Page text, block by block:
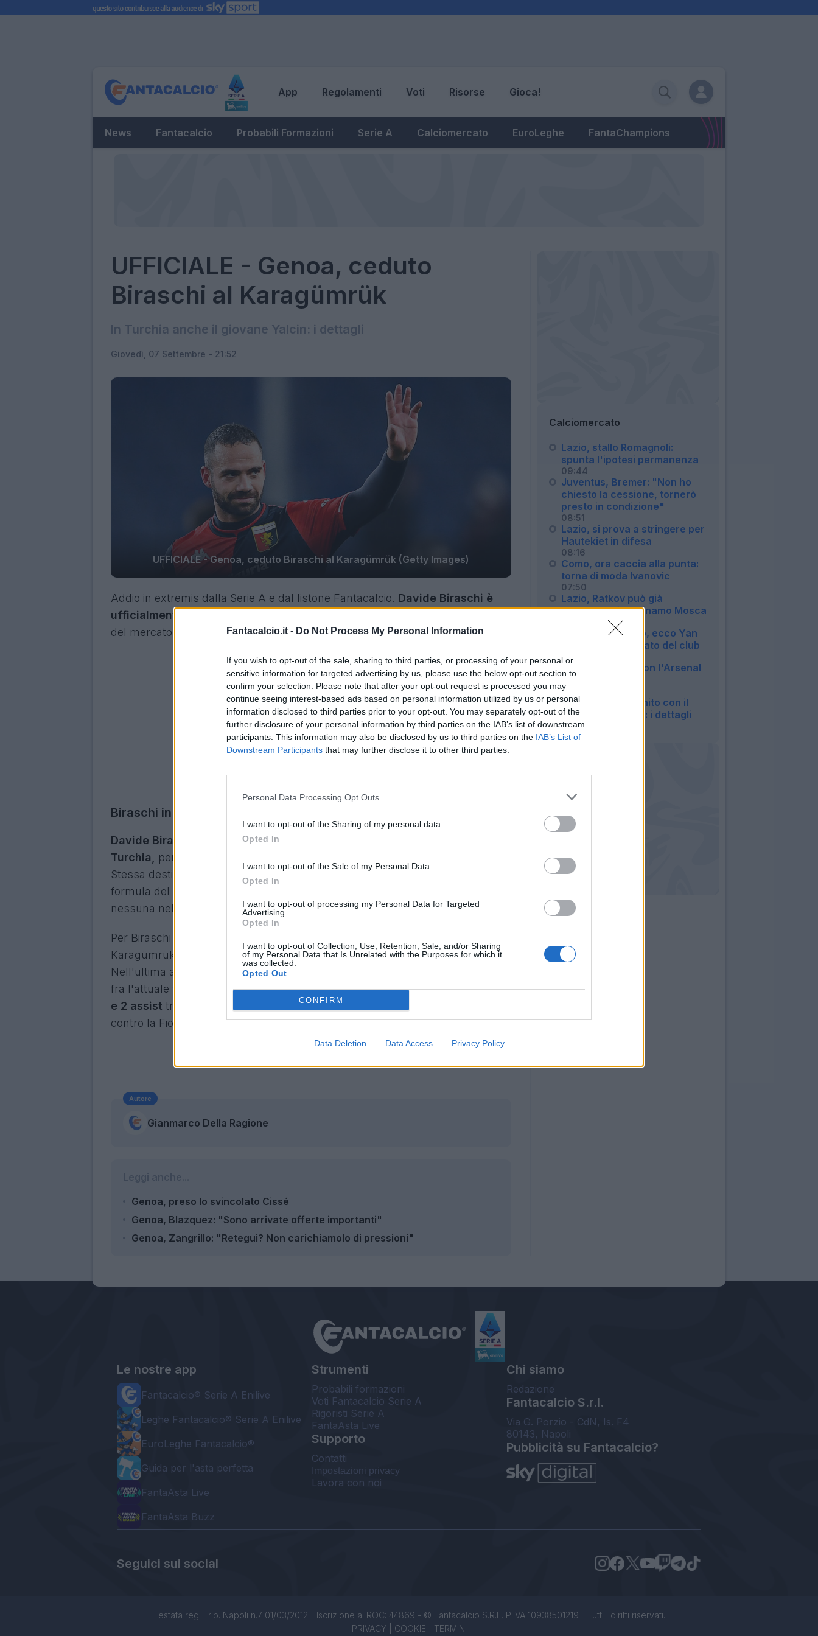
Fantacalcio.it - Do Not Process My Personal Information
If you wish to opt-out of the sale, sharing to third parties, or processing of your personal or
sensitive information for targeted advertising by us, please use the below opt-out section to
confirm your selection. Please note that after your opt-out request is processed you may
continue seeing interest-based ads based on personal information utilized by us or personal
information disclosed to third parties prior to your opt-out. You may separately opt-out of the
further disclosure of your personal information by third parties on the IAB’s list of downstream
participants. This information may also be disclosed by us to third parties on the IAB’s List of
Downstream Participants that may further disclose it to other third parties.
Personal Data Processing Opt Outs
I want to opt-out of the Sharing of my personal data.
Opted In
I want to opt-out of the Sale of my Personal Data.
Opted In
I want to opt-out of processing my Personal Data for Targeted
Advertising.
Opted In
I want to opt-out of Collection, Use, Retention, Sale, and/or Sharing
of my Personal Data that Is Unrelated with the Purposes for which it
was collected.
Opted Out
CONFIRM
Data Deletion Data Access Privacy Policy
App Regolamenti Voti Risorse Gioca!
News Fantacalcio Probabili Formazioni Serie A Calciomercato EuroLeghe FantaChampions
UFFICIALE - Genoa, ceduto
Biraschi al Karagümrük
In Turchia anche il giovane Yalcin: i dettagli
Giovedì, 07 Settembre - 21:52
UFFICIALE - Genoa, ceduto Biraschi al Karagümrük (Getty Images)
Addio in extremis dalla Serie A e dal listone Fantacalcio. Davide Biraschi è
ufficialmente del Karagümrük
del mercato turco, previsto per la mezzanotte di oggi.
Biraschi in Turchia: i dettagli
Davide Biraschi lascia il Genoa e si trasferisce a titolo definitivo in
Turchia,
per la precisione al Karagümrük, firmando un contratto di un anno.
Stessa destinazione per Güven Yalcin: l'attaccante classe 1999 va via con la
formula del prestito secco, per lui 25 presenze in B l'anno scorso mentre
nessuna nella stagione in corso.
Per Biraschi si tratta di un ritorno: il difensore classe 1994 aveva già giocato al
Karagümrük un anno e mezzo, dalla sessione invernale 2022 all'estate 2023.
Nell'ultima annata era stato allenato da Andrea Pirlo, prima della separazione
fra l'attuale tecnico della Sampdoria e il club turco. Per lui48 presenze, 2 gol
e 2 assist tra tutte le competizioni. Nel Fantacalcio in corso era andato a voto
contro la Fiorentina,
segnando anche la rete della bandiera.
Autore
Gianmarco Della Ragione
Genoa, preso lo svincolato Cissé
Genoa, Blazquez: "Sono arrivate offerte importanti"
Genoa, Zangrillo: "Retegui? Non carichiamolo di pressioni"
Calciomercato
Lazio, stallo Romagnoli:
spunta l'ipotesi permanenza
09:44
Juventus, Bremer: "Non ho
chiesto la cessione, tornerò
presto in condizione"
08:51
Lazio, si prova a stringere per
Hautekiet in difesa
08:16
Como, ora caccia alla punta:
torna di moda Ivanovic
07:50
Lazio, Ratkov può già
salutare: c'è la Dinamo Mosca
UFFICIALE - Como, ecco Yan
Couto: il comunicato del club
20:13
Napoli, contatti con l'Arsenal
per Gabriel Jesus
00:08
Parma, tutto definito con il
Tigre per Romero: i dettagli
23:20
Le nostre app
Fantacalcio® Serie A Enilive
Leghe Fantacalcio® Serie A Enilive
EuroLeghe Fantacalcio®
Guida per l'asta perfetta
FantaAsta Live
FantaAsta Buzz
Strumenti
Probabili formazioni
Voti Fantacalcio Serie A
Rigoristi Serie A
FantaAsta Live
Supporto
Contatti
Impostazioni privacy
Lavora con noi
Chi siamo
Redazione
Fantacalcio S.r.l.
Via G. Porzio - CdN, Is. F4
80143, Napoli
Pubblicità su Fantacalcio?
Seguici sui social
Testata reg. Trib. Napoli n.7 01/03/2012 - Iscrizione al ROC: 44869 - © Fantacalcio S.R.L. P.IVA 10938501219 - Tutti i diritti riservati.
PRIVACY| COOKIE TERMINI